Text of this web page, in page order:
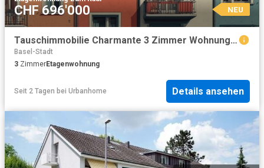
CHF 696'000 NEU
Tauschimmobilie Charmante 3 Zimmer Wohnung im Herzen von Basel
Basel-Stadt
3 ZimmerEtagenwohnung
Seit 2 Tagen bei Urbanhome Details ansehen